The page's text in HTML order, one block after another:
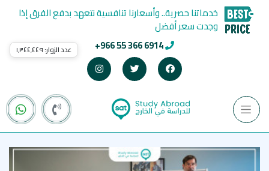
+966 55 366 6914
خدماتنا حصرية.. وأسعارنا تنافسية نتعهد بدفع الفرق إذا
وجدت سعر أفضل
عدد الزوار: ١٬٣٤٤٬٤٤٩